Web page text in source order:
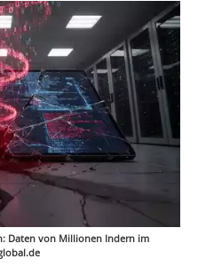
Daten von Millionen Indern im